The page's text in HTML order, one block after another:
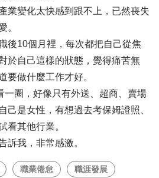
業變化太快感到跟不上，已然喪失
。
後10個月裡，每次都把自己從焦
於自己這樣的狀態，覺得痛苦無
要做什麼工作才好。
一圈，好像只有外送、超商、賣場
己是女性，有想過去考保姆證照、
看其他行業。
訴我，非常感激。
職業倦怠 職涯發展